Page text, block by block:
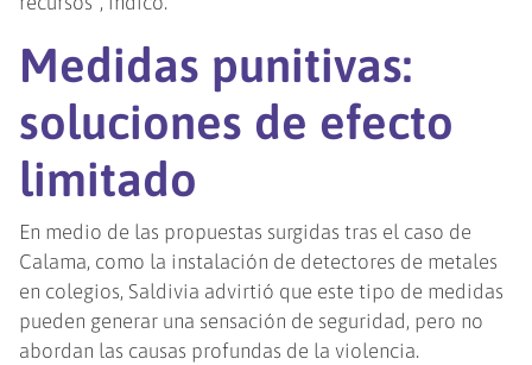
Medidas punitivas:
soluciones de efecto
limitado
En medio de las propuestas surgidas tras el caso de
Calama, como la instalación de detectores de metales
en colegios, Saldivia advirtió que este tipo de medidas
pueden generar una sensación de seguridad, pero no
abordan las causas profundas de la violencia.